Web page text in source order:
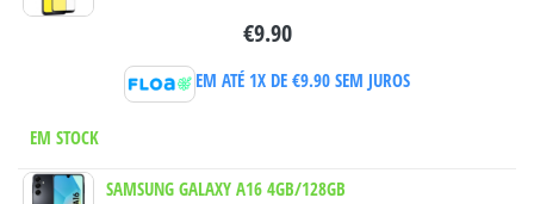
€9.90
EM ATÉ 1X DE €9.90 SEM JUROS
EM STOCK
SAMSUNG GALAXY A16 4GB/128GB